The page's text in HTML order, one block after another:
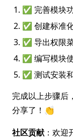
✅ 完善模块
✅ 创建标准
✅ 导出权限
✅ 编写模块
✅ 测试安装
完成以上步骤后
分享了！👏
社区贡献 ：欢